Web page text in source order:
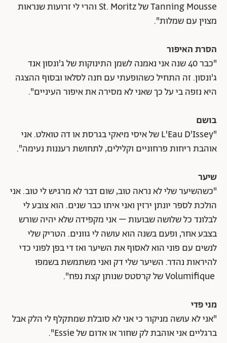
Tanning Mousse של St. Moritz והרי לי זרועות שנראות
מצוין עם שמלות".
הסרת האיפור
"כבר 40 שנה אני נאמנה לשמן התינוקות של ג'ונסון אנד
ג'ונסון. זה התחיל כשהופעתי עם חנה לסלאו ובסוף ההצגה
היא נזפה בי על כך שאני לא מסירה את איפור העיניים".
בושם
"L'Eau D'Issey של איסי מיאקי בגרסת או דה טואלט. אני
אוהבת ריחות פרחוניים וקלילים, לתחושת רעננות נעימה".
שיער
"כשהשיער שלי לא נראה טוב, שום דבר לא מרגיש לי טוב. אני
הולכת לספר יונתן ירזין ואני איתו כבר שנים. הוא צובע לי
לבלונד כל שלושה שבועות – אני מקפידה שלא יהיה שורש
בצבע אחר, ופעם בשנה הוא עושה לי גוונים. הטריק שלי
לנשים עם פוני הוא לאסוף את השיער ואז די בפן לפוני כדי
להיראות נהדר. השיער שלי דק ואני משתמשת בשמפו
מני פדי
"אני לא עושה מניקור כי אני לא סובלת שמתקלף לי הלק אבל
ברגליים אני אוהבת לק שחור או אדום של Essie".